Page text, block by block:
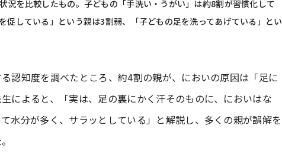
況を比較したもの。子どもの「手洗い・うがい」は約8割が習慣化して
促している」という親は3割弱、「子どもの足を洗ってあげている」とい
認知度を調べたところ、約4割の親が、においの原因は「足に
によると、「実は、足の裏にかく汗そのものに、においはな
水分が多く、サラッとしている」と解説し、多くの親が誤解を